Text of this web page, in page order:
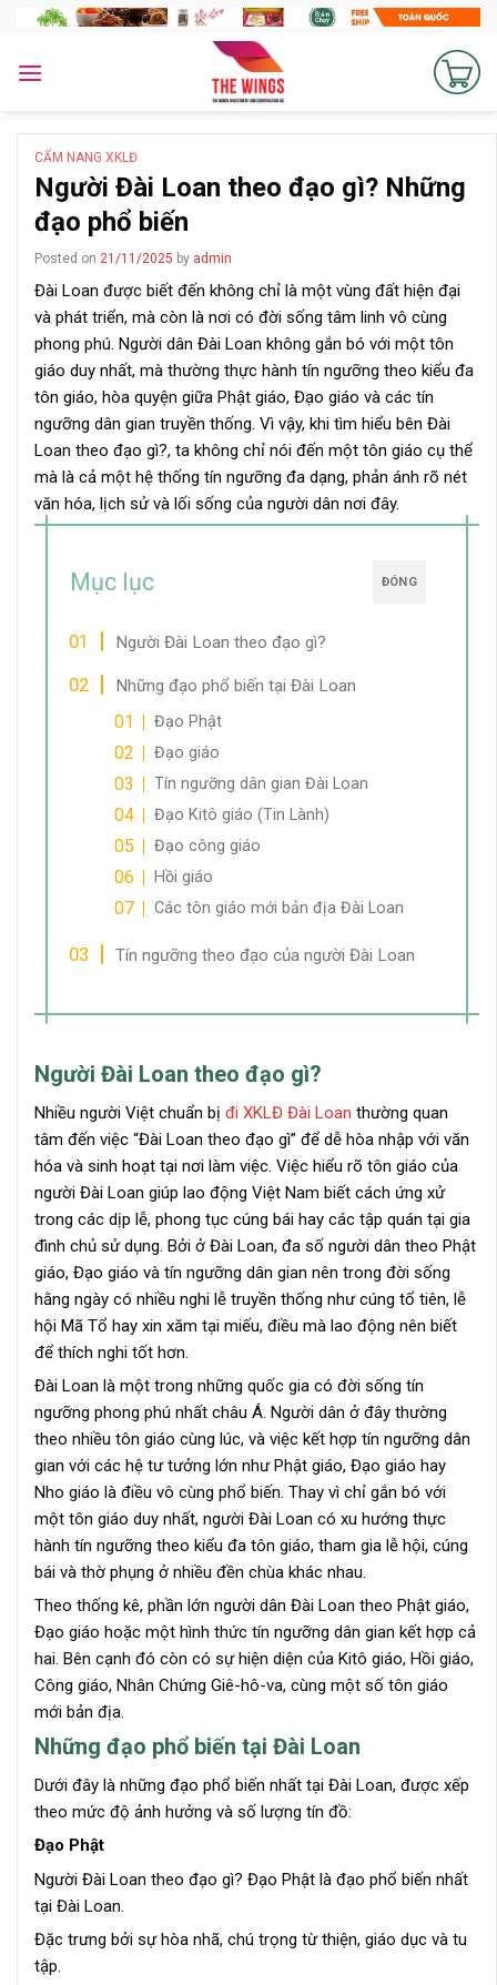
content
CẨM NANG XKLĐ
Người Đài Loan theo đạo gì? Những
đạo phổ biến
Posted on 21/11/2025 by admin
Đài Loan được biết đến không chỉ là một vùng đất hiện đại
và phát triển, mà còn là nơi có đời sống tâm linh vô cùng
phong phú. Người dân Đài Loan không gắn bó với một tôn
giáo duy nhất, mà thường thực hành tín ngưỡng theo kiểu đa
tôn giáo, hòa quyện giữa Phật giáo, Đạo giáo và các tín
ngưỡng dân gian truyền thống. Vì vậy, khi tìm hiểu bên Đài
Loan theo đạo gì?, ta không chỉ nói đến một tôn giáo cụ thể
mà là cả một hệ thống tín ngưỡng đa dạng, phản ánh rõ nét
văn hóa, lịch sử và lối sống của người dân nơi đây.
ĐÓNG
Mục lục
Người Đài Loan theo đạo gì?
Những đạo phổ biến tại Đài Loan
Đạo Phật
Đạo giáo
Tín ngưỡng dân gian Đài Loan
Đạo Kitô giáo (Tin Lành)
Đạo công giáo
Hồi giáo
Các tôn giáo mới bản địa Đài Loan
Tín ngưỡng theo đạo của người Đài Loan
Người Đài Loan theo đạo gì?
Nhiều người Việt chuẩn bị đi XKLĐ Đài Loan thường quan
tâm đến việc “Đài Loan theo đạo gì” để dễ hòa nhập với văn
hóa và sinh hoạt tại nơi làm việc. Việc hiểu rõ tôn giáo của
người Đài Loan giúp lao động Việt Nam biết cách ứng xử
trong các dịp lễ, phong tục cúng bái hay các tập quán tại gia
đình chủ sử dụng. Bởi ở Đài Loan, đa số người dân theo Phật
giáo, Đạo giáo và tín ngưỡng dân gian nên trong đời sống
hằng ngày có nhiều nghi lễ truyền thống như cúng tổ tiên, lễ
hội Mã Tổ hay xin xăm tại miếu, điều mà lao động nên biết
để thích nghi tốt hơn.
Đài Loan là một trong những quốc gia có đời sống tín
ngưỡng phong phú nhất châu Á. Người dân ở đây thường
theo nhiều tôn giáo cùng lúc, và việc kết hợp tín ngưỡng dân
gian với các hệ tư tưởng lớn như Phật giáo, Đạo giáo hay
Nho giáo là điều vô cùng phổ biến. Thay vì chỉ gắn bó với
một tôn giáo duy nhất, người Đài Loan có xu hướng thực
hành tín ngưỡng theo kiểu đa tôn giáo, tham gia lễ hội, cúng
bái và thờ phụng ở nhiều đền chùa khác nhau.
Theo thống kê, phần lớn người dân Đài Loan theo Phật giáo,
Đạo giáo hoặc một hình thức tín ngưỡng dân gian kết hợp cả
hai. Bên cạnh đó còn có sự hiện diện của Kitô giáo, Hồi giáo,
Công giáo, Nhân Chứng Giê-hô-va, cùng một số tôn giáo
mới bản địa.
Những đạo phổ biến tại Đài Loan
Dưới đây là những đạo phổ biến nhất tại Đài Loan, được xếp
theo mức độ ảnh hưởng và số lượng tín đồ:
Đạo Phật
Người Đài Loan theo đạo gì? Đạo Phật là đạo phổ biến nhất
tại Đài Loan.
Đặc trưng bởi sự hòa nhã, chú trọng từ thiện, giáo dục và tu
tập.